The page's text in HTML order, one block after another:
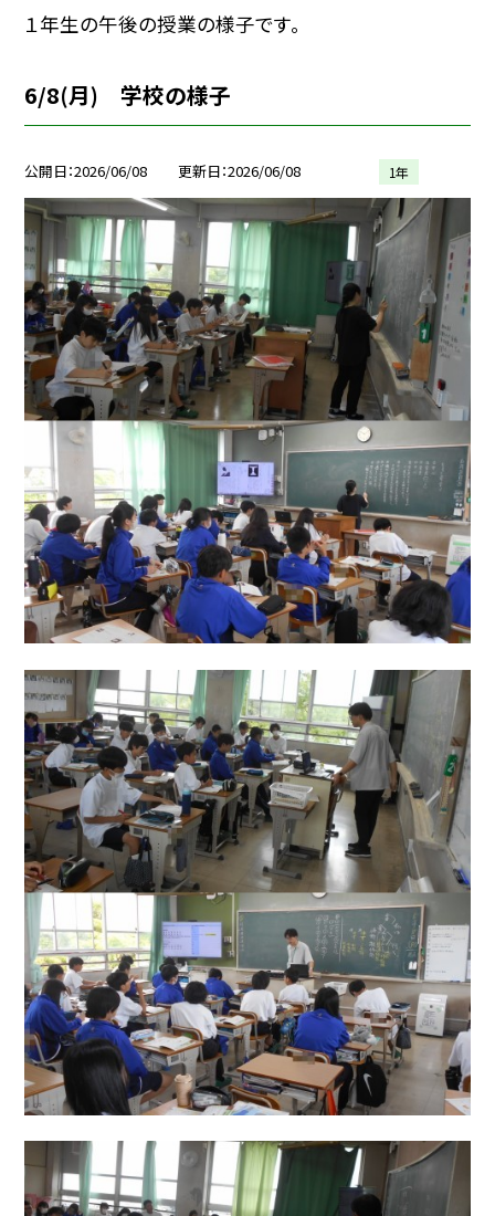
１年生の午後の授業の様子です。
6/8(月) 学校の様子
公開日 2026/06/08 更新日 2026/06/08 1年